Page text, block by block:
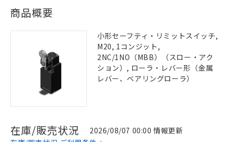
商品概要
小形セーフティ・リミットスイッチ,
M20, 1コンジット,
2NC/1NO（MBB）（スロー・アク
ション）, ローラ・レバー形（金属
レバー、ベアリングローラ）
在庫/販売状況
2026/08/07 00:00 情報更新